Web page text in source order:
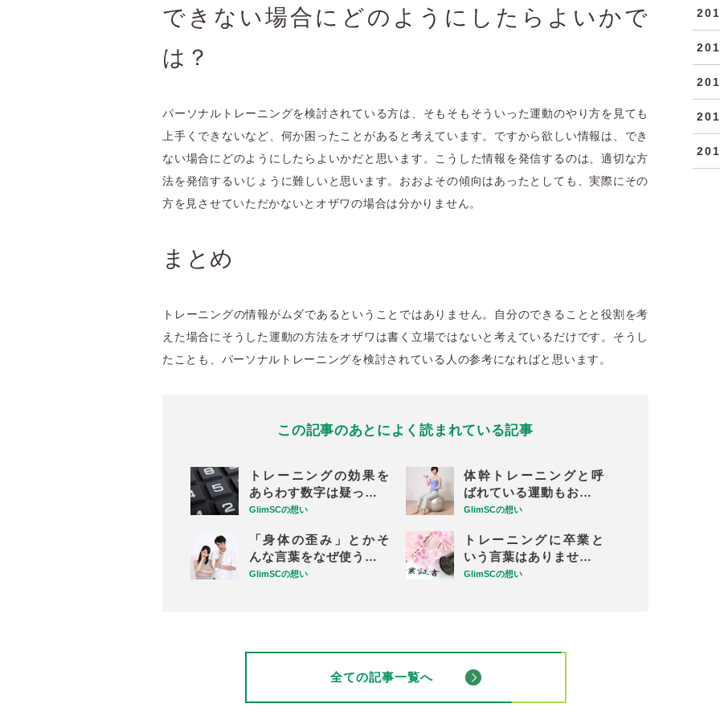
できない場合にどのようにしたらよいかで
は？
パーソナルトレーニングを検討されている方は、そもそもそういった運動のやり方を見ても
上手くできないなど、何か困ったことがあると考えています。ですから欲しい情報は、でき
ない場合にどのようにしたらよいかだと思います。こうした情報を発信するのは、適切な方
法を発信するいじょうに難しいと思います。おおよその傾向はあったとしても、実際にその
方を見させていただかないとオザワの場合は分かりません。
まとめ
トレーニングの情報がムダであるということではありません。自分のできることと役割を考
えた場合にそうした運動の方法をオザワは書く立場ではないと考えているだけです。そうし
たことも、パーソナルトレーニングを検討されている人の参考になればと思います。
この記事のあとに よく読まれている記事
トレーニングの効果を
あらわす数字は疑っ…
GlimSCの想い
体幹トレーニングと呼
ばれている運動もお…
GlimSCの想い
「身体の歪み」とかそ
んな言葉をなぜ使う…
GlimSCの想い
トレーニングに卒業と
いう言葉はありませ…
GlimSCの想い
全ての記事一覧へ